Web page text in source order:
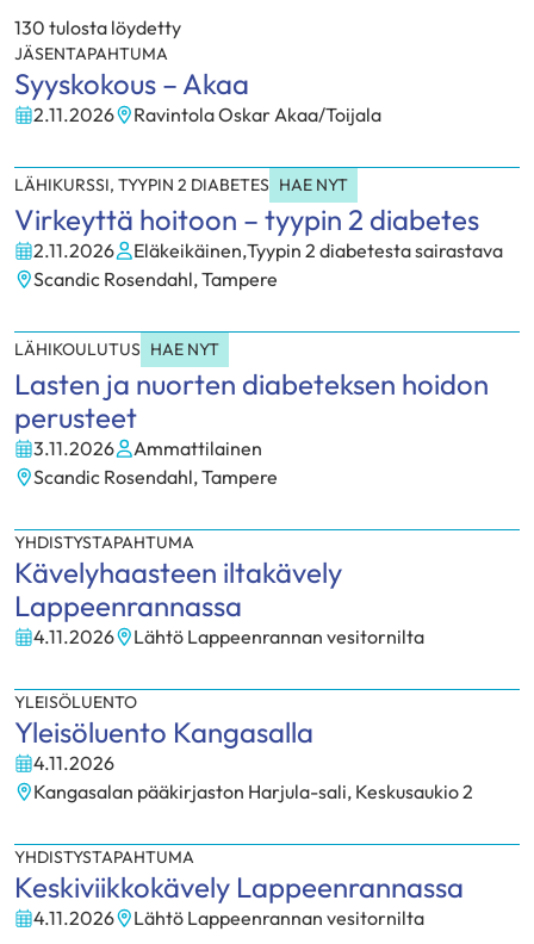
130 tulosta löydetty
Hakutulokset
JÄSENTAPAHTUMA
Syyskokous – Akaa
2.11.2026
Paikka:
Ravintola Oskar Akaa/Toijala
LÄHIKURSSI, TYYPIN 2 DIABETES HAE NYT
Virkeyttä hoitoon – tyypin 2 diabetes
2.11.2026
Kohderyhmä:
Eläkeikäinen,Tyypin 2 diabetesta sairastava
Paikka:
Scandic Rosendahl, Tampere
LÄHIKOULUTUS HAE NYT
Lasten ja nuorten diabeteksen hoidon
perusteet
3.11.2026
Kohderyhmä:
Ammattilainen
Paikka:
Scandic Rosendahl, Tampere
YHDISTYSTAPAHTUMA
Kävelyhaasteen iltakävely
Lappeenrannassa
4.11.2026
Paikka:
Lähtö Lappeenrannan vesitornilta
YLEISÖLUENTO
Yleisöluento Kangasalla
4.11.2026
Paikka:
Kangasalan pääkirjaston Harjula-sali, Keskusaukio 2
YHDISTYSTAPAHTUMA
Keskiviikkokävely Lappeenrannassa
4.11.2026
Paikka:
Lähtö Lappeenrannan vesitornilta